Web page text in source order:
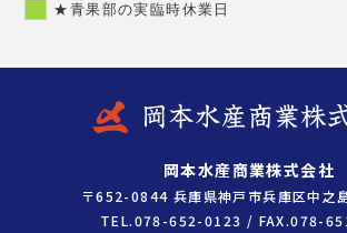
★青果部の実臨時休業日
岡本水産商業株式会社
〒652-0844 兵庫県神戸市兵庫区中之
TEL.078-652-0123 / FAX.078-